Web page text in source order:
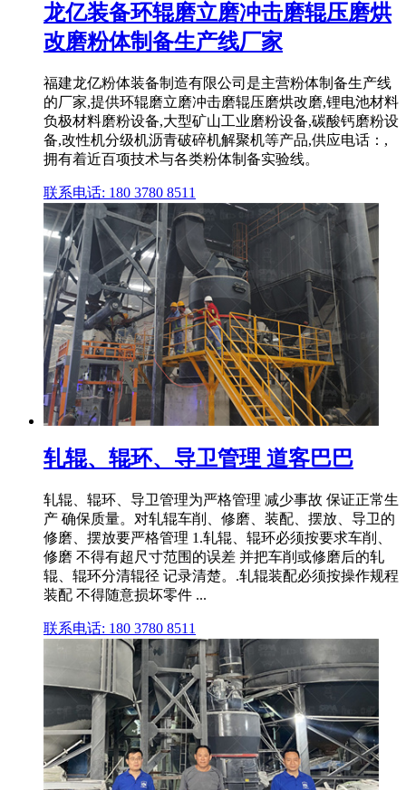
龙亿装备环辊磨立磨冲击磨辊压磨烘
改磨粉体制备生产线厂家
福建龙亿粉体装备制造有限公司是主营粉体制备生产线
的厂家,提供环辊磨立磨冲击磨辊压磨烘改磨,锂电池材料
负极材料磨粉设备,大型矿山工业磨粉设备,碳酸钙磨粉设
备,改性机分级机沥青破碎机解聚机等产品,供应电话：,
拥有着近百项技术与各类粉体制备实验线。
联系电话: 180 3780 8511
轧辊、辊环、导卫管理 道客巴巴
轧辊、辊环、导卫管理为严格管理 减少事故 保证正常生
产 确保质量。对轧辊车削、修磨、装配、摆放、导卫的
修磨、摆放要严格管理 1.轧辊、辊环必须按要求车削、
修磨 不得有超尺寸范围的误差 并把车削或修磨后的轧
辊、辊环分清辊径 记录清楚。.轧辊装配必须按操作规程
装配 不得随意损坏零件 ...
联系电话: 180 3780 8511